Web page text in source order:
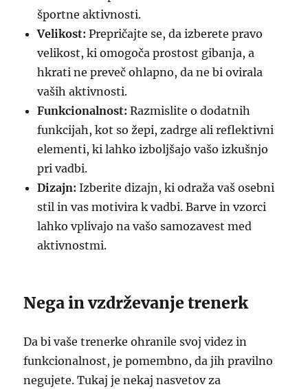
športne aktivnosti.
Velikost: Prepričajte se, da izberete pravo
velikost, ki omogoča prostost gibanja, a
hkrati ne preveč ohlapno, da ne bi ovirala
vaših aktivnosti.
Funkcionalnost: Razmislite o dodatnih
funkcijah, kot so žepi, zadrge ali reflektivni
elementi, ki lahko izboljšajo vašo izkušnjo
pri vadbi.
Dizajn: Izberite dizajn, ki odraža vaš osebni
stil in vas motivira k vadbi. Barve in vzorci
lahko vplivajo na vašo samozavest med
aktivnostmi.
Nega in vzdrževanje trenerk
Da bi vaše trenerke ohranile svoj videz in
funkcionalnost, je pomembno, da jih pravilno
negujete. Tukaj je nekaj nasvetov za